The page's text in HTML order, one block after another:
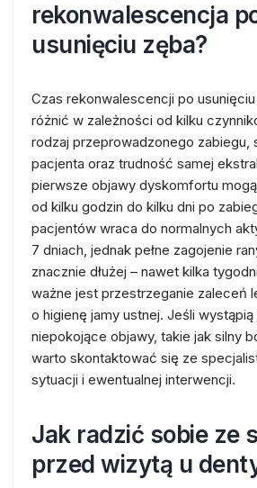
rekonwalescencja
usunięciu zęba?
Czas rekonwalescencji po
różnić w zależności od kilku
rodzaj przeprowadzonego zabiegu,
pacjenta oraz trudność samej
pierwsze objawy dyskomfortu
od kilku godzin do kilku dni po
pacjentów wraca do normalnych
7 dniach, jednak pełne zagojenie
znacznie dłużej – nawet kilka
ważne jest przestrzeganie zaleceń
o higienę jamy ustnej. Jeśli
niepokojące objawy, takie jak silny
warto skontaktować się ze
sytuacji i ewentualnej interwencji.
Jak radzić sobie ze
przed wizytą u